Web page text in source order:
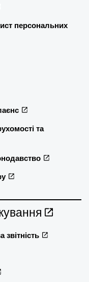
персональних
та
звітність